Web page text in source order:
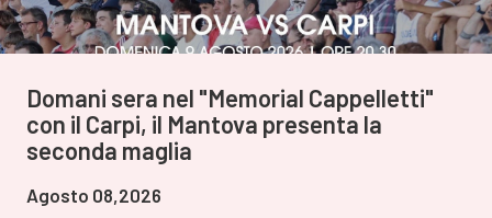
Domani sera nel "Memorial Cappelletti"
con il Carpi, il Mantova presenta la
seconda maglia
Agosto 08,2026